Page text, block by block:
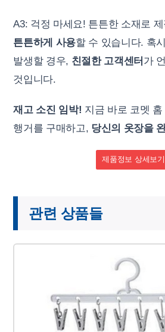
A3: 걱정 마세요! 튼튼한 소재로 제
튼튼하게 사용할 수 있습니다. 혹
발생할 경우, 친절한 고객센터 가
것입니다.
재고 소진 임박! 지금 바로 코멧
행거를 구매하고, 당신의 옷장을
제품정보 상세보기
관련 상품들